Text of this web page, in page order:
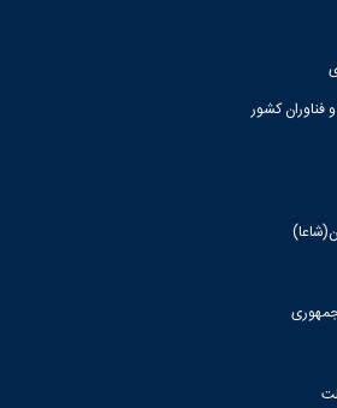
کشور